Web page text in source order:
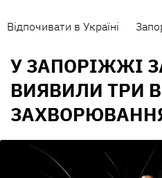
Відпочивати в Україні
У ЗАПОРІЖЖІ
ВИЯВИЛИ ТРИ